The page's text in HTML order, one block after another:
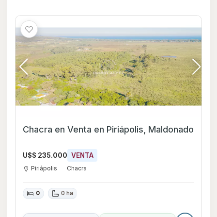
Chacra en Venta en Piriápolis, Maldonado
U$S 235.000 VENTA
Piriápolis Chacra
0 0 ha